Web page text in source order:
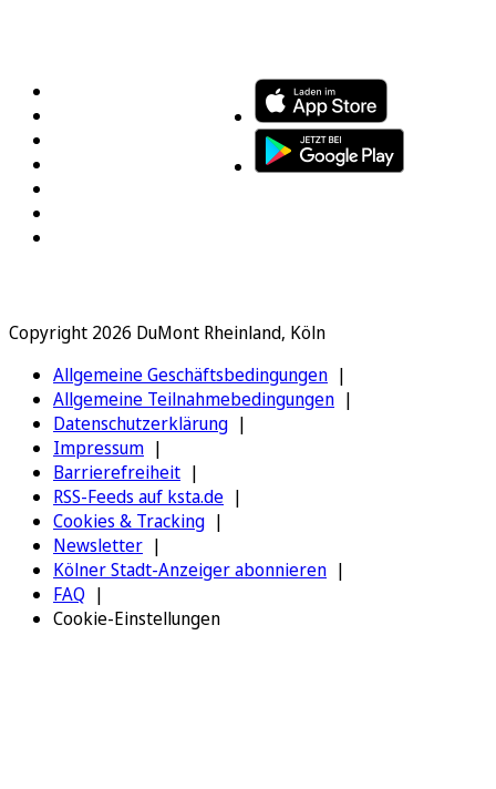
Copyright 2026 DuMont Rheinland, Köln
Allgemeine Geschäftsbedingungen
Allgemeine Teilnahmebedingungen
Datenschutzerklärung
Impressum
Barrierefreiheit
RSS-Feeds auf ksta.de
Cookies & Tracking
Newsletter
Kölner Stadt-Anzeiger abonnieren
FAQ
Cookie-Einstellungen